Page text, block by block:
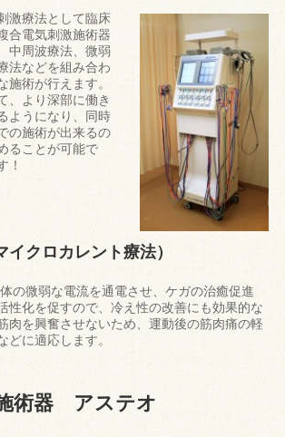
激療法として臨床
合電気刺激施術器
中周波療法、微弱
法などを組み合わ
施術が行えます。
、より深部に働き
ようになり、同時
の施術が出来るの
ることが可能で
！
イクロカレント療法）
の微弱な電流を通電させ、ケガの治癒促進
性化を促すので、冷え性の改善にも効果的な
肉を興奮させないため、運動後の筋肉痛の軽
どに適応します。
術器 アステオ